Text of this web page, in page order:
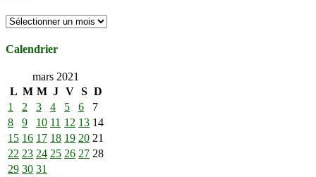
Archives
Calendrier
mars 2021
L M M J V S D
1
2 3 4 5 6
7
8
9 10 11 12 13 14
15 16 17 18 19 20 21
22 23 24 25 26 27 28
29 30 31